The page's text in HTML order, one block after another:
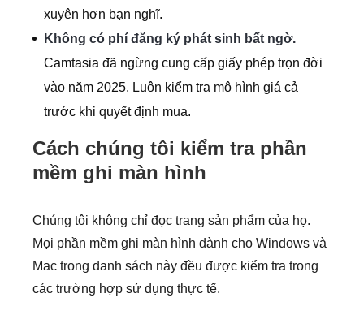
xuyên hơn bạn nghĩ.
Không có phí đăng ký phát sinh bất ngờ.
Camtasia đã ngừng cung cấp giấy phép trọn đời
vào năm 2025. Luôn kiểm tra mô hình giá cả
trước khi quyết định mua.
Cách chúng tôi kiểm tra phần
mềm ghi màn hình
Chúng tôi không chỉ đọc trang sản phẩm của họ.
Mọi phần mềm ghi màn hình dành cho Windows và
Mac trong danh sách này đều được kiểm tra trong
các trường hợp sử dụng thực tế.